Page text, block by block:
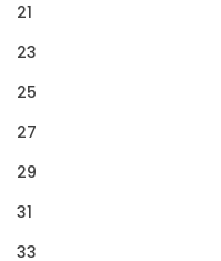
21
23
25
27
29
31
33